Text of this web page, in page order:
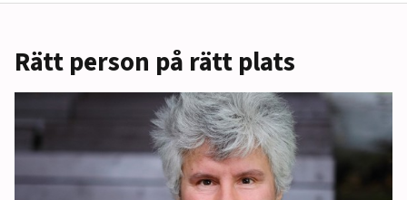
Rätt person på rätt plats